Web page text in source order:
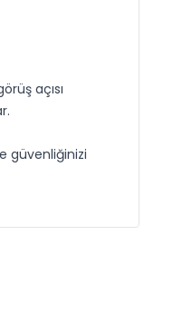
açısı
güvenliğinizi